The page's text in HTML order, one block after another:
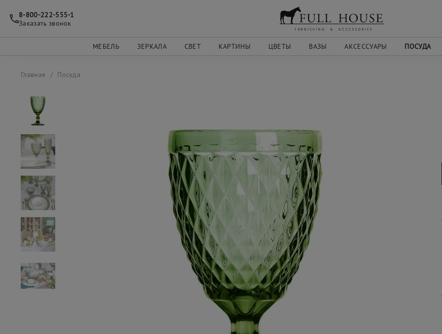
8-800-222-555-1
Заказать звонок
МЕБЕЛЬ ЗЕРКАЛА СВЕТ КАРТИНЫ ЦВЕТЫ ВАЗЫ АКСЕССУАРЫ ПОСУДА
Главная Посуда